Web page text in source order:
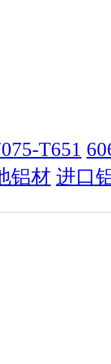
T651
铝材 进口